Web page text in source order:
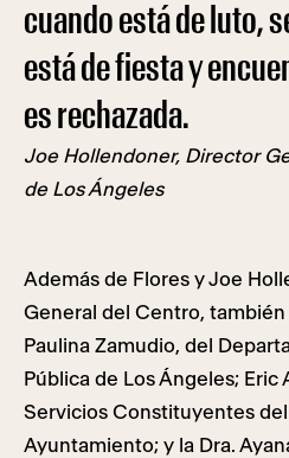
cuando está de luto,
está de fiesta y
es rechazada.
Joe Hollendoner, Director
de Los Ángeles
Además de Flores y Joe
General del Centro,
Paulina Zamudio, del
Pública de Los Ángeles; Eric
Servicios Constituyentes del
Ayuntamiento; y la Dra.